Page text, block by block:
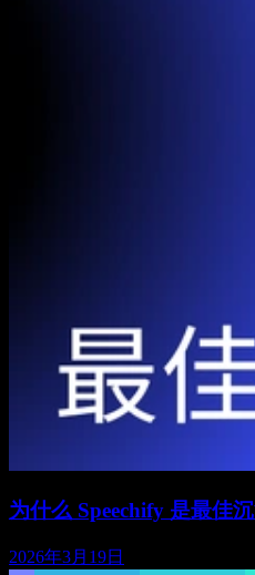
为什么 Speechify 是最佳
2026年3月19日